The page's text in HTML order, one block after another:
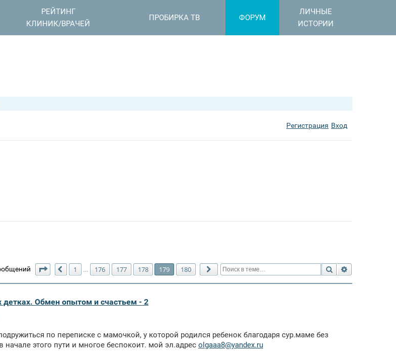
РЕЙТИНГ
КЛИНИК/ВРАЧЕЙ
ПРОБИРКА ТВ ФОРУМ
ЛИЧНЫЕ
ИСТОРИИ
Регистрация Вход
Поиск
Страница 179 из180
Пред.
1 … 176 177 178 179 180 След.
детках. Обмен опытом и счастьем - 2
по переписке с мамочкой, у которой родился ребенок благодаря сур.маме без
начале этого пути и многое беспокоит. мой эл.адрес olgaaa8@yandex.ru